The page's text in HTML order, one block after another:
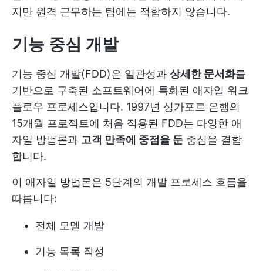
지만 원격 근무하는 팀에는 적합하지 않습니다.
기능 중심 개발
기능 중심 개발(FDD)은 일관성과 상세한 문서화를
기반으로 구축된 소프트웨어에 특화된 애자일 워크
플로우 프로세스입니다. 1997년 싱가포르 은행의
15개월 프로젝트에 처음 적용된 FDD는 다양한 애
자일 방법론과 고객 만족에 중점을 둔 중심을 결합
합니다.
이 애자일 방법론은 5단계의 개발 프로세스 흐름을
따릅니다:
전체 모델 개발
기능 목록 작성